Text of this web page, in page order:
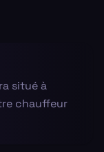
situé à
chauffeur